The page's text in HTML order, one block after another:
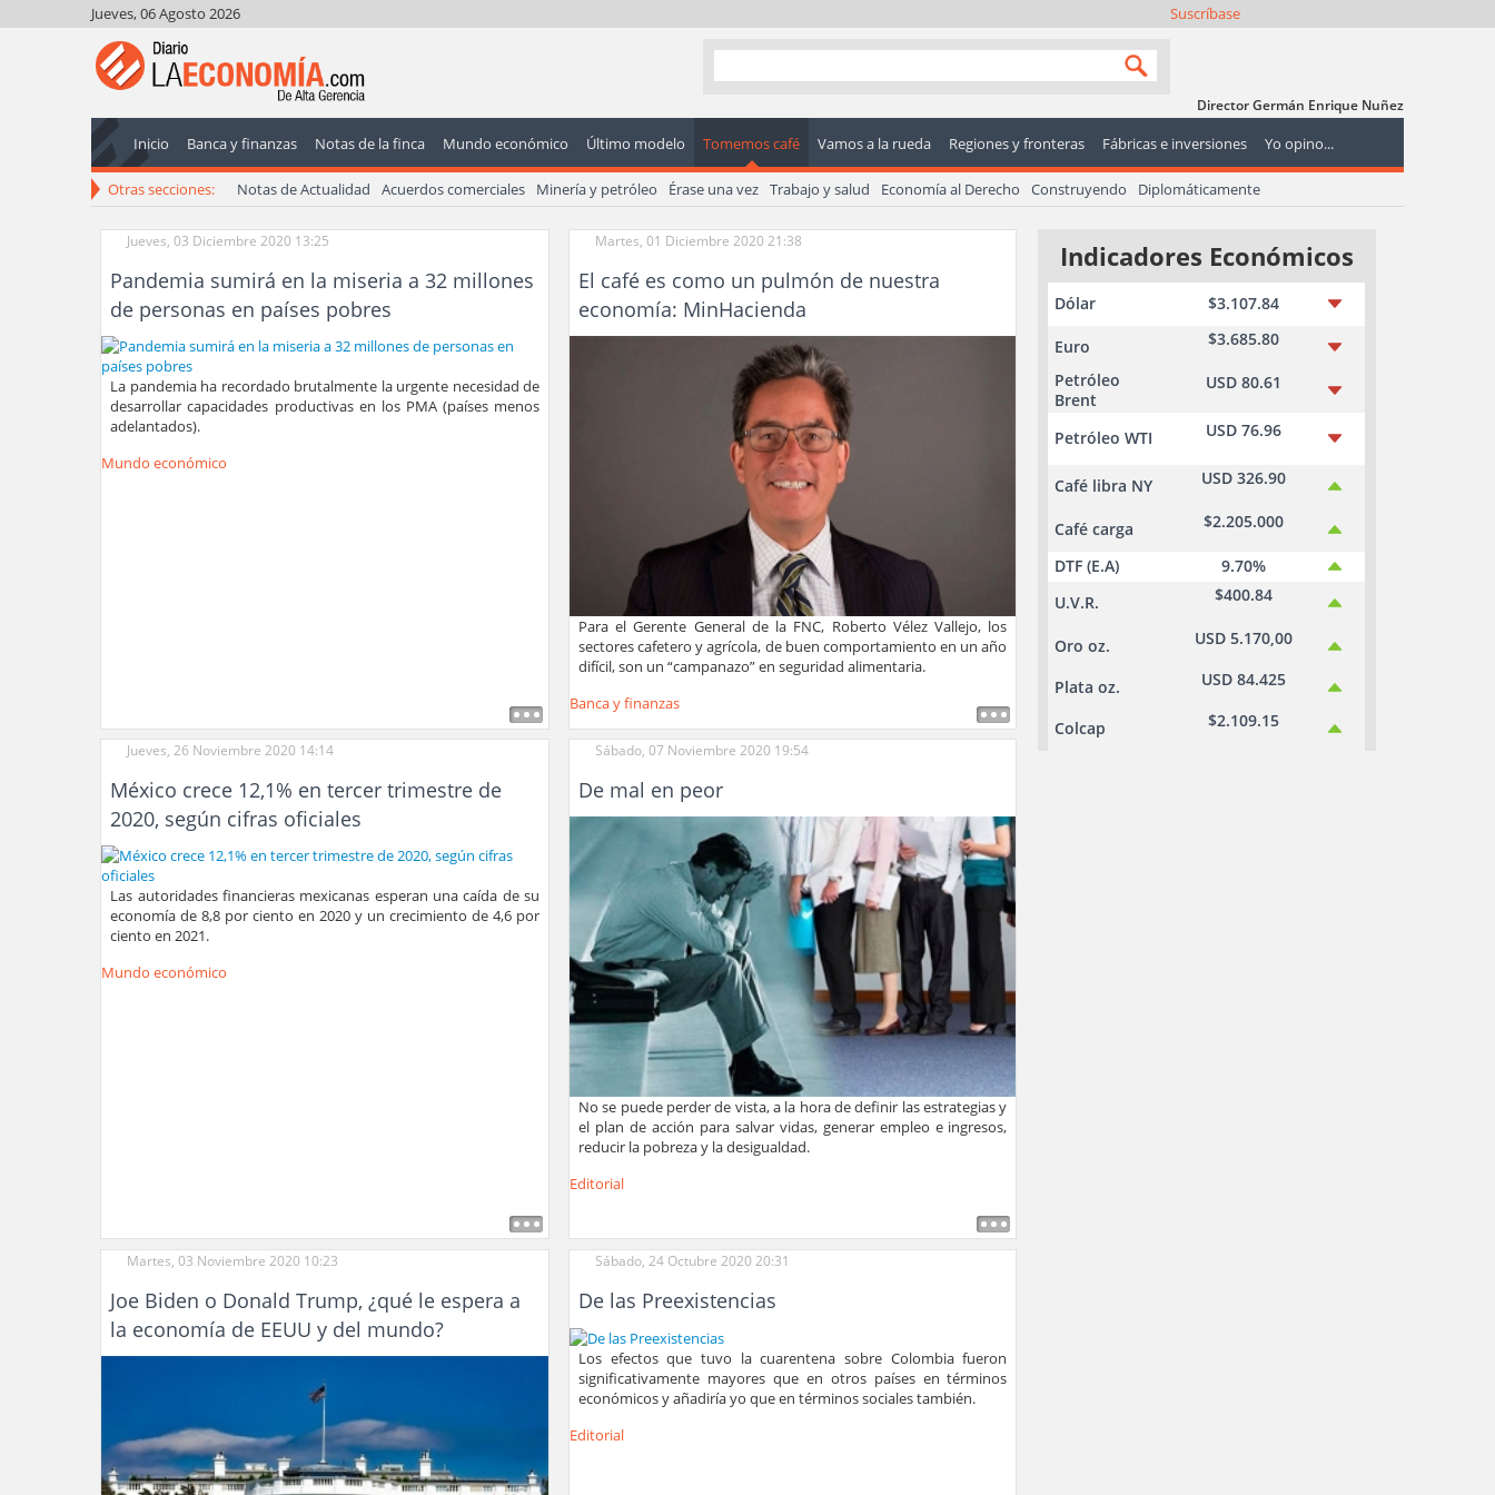
Jueves, 06 Agosto 2026 Suscríbase
Director Germán Enrique Nuñez
Inicio Banca y finanzas Notas de la finca Mundo económico Último modelo Tomemos café Vamos a la rueda Regiones y fronteras Fábricas e inversiones Yo opino...
Otras secciones: Notas de Actualidad Acuerdos comerciales Minería y petróleo Érase una vez Trabajo y salud Economía al Derecho Construyendo Diplomáticamente
Jueves, 03 Diciembre 2020 13:25
Pandemia sumirá en la miseria a 32 millones
de personas en países pobres
La pandemia ha recordado brutalmente la urgente necesidad de
desarrollar capacidades productivas en los PMA (países menos
adelantados).
Mundo económico
Martes, 01 Diciembre 2020 21:38
El café es como un pulmón de nuestra
economía: MinHacienda
Para el Gerente General de la FNC, Roberto Vélez Vallejo, los
sectores cafetero y agrícola, de buen comportamiento en un año
difícil, son un “campanazo” en seguridad alimentaria.
Banca y finanzas
Jueves, 26 Noviembre 2020 14:14
México crece 12,1% en tercer trimestre de
2020, según cifras oficiales
Las autoridades financieras mexicanas esperan una caída de su
economía de 8,8 por ciento en 2020 y un crecimiento de 4,6 por
ciento en 2021.
Mundo económico
Sábado, 07 Noviembre 2020 19:54
De mal en peor
No se puede perder de vista, a la hora de definir las estrategias y
el plan de acción para salvar vidas, generar empleo e ingresos,
reducir la pobreza y la desigualdad.
Editorial
Martes, 03 Noviembre 2020 10:23
Joe Biden o Donald Trump, ¿qué le espera a
la economía de EEUU y del mundo?
Sábado, 24 Octubre 2020 20:31
De las Preexistencias
Los efectos que tuvo la cuarentena sobre Colombia fueron
significativamente mayores que en otros países en términos
económicos y añadiría yo que en términos sociales también.
Editorial
Indicadores Económicos
Dólar $3.107.84
Euro
$3.685.80
Petróleo
Brent
USD 80.61
Petróleo WTI USD 76.96
Café libra NY USD 326.90
Café carga $2.205.000
DTF (E.A)
9.70%
U.V.R.
$400.84
Oro oz. USD 5.170,00
Plata oz. USD 84.425
Colcap $2.109.15